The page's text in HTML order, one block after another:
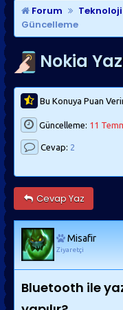
KISAYOLLAR
Forum Teknoloji
Güncelleme
Nokia
Bu Konuya Puan
Güncelleme: 11
Cevap: 2
Cevap Yaz
Misafir
Ziyaretçi
Bluetooth ile